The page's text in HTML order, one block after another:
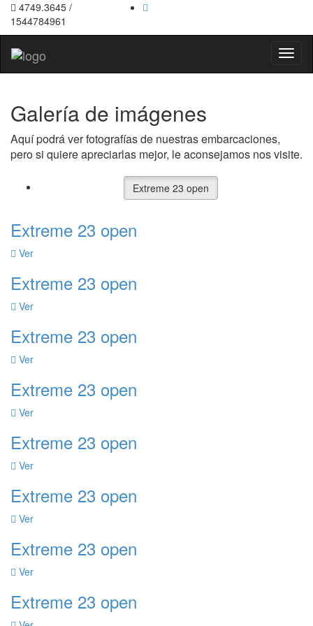
4749.3645 /
1544784961
Galería de imágenes
Aquí podrá ver fotografías de nuestras embarcaciones,
pero si quiere apreciarlas mejor, le aconsejamos nos visite.
Extreme 23 open
Extreme 23 open
Ver
Extreme 23 open
Ver
Extreme 23 open
Ver
Extreme 23 open
Ver
Extreme 23 open
Ver
Extreme 23 open
Ver
Extreme 23 open
Ver
Extreme 23 open